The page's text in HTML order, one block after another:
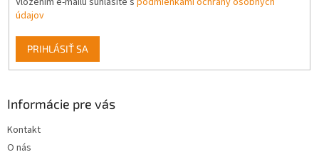
údajov
PRIHLÁSIŤ SA
Informácie pre vás
Kontakt
O nás